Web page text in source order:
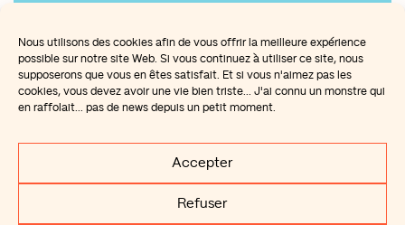
Nous utilisons des cookies afin de vous offrir la meilleure expérience
possible sur notre site Web. Si vous continuez à utiliser ce site, nous
supposerons que vous en êtes satisfait. Et si vous n'aimez pas les
cookies, vous devez avoir une vie bien triste... J'ai connu un monstre qui
en raffolait... pas de news depuis un petit moment.
Accepter
Refuser
Recrutement